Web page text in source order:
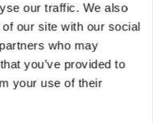
our traffic. We also
our site with our social
who may
you’ve provided to
your use of their
THS.TD060
Broca helicoidal, HSS
M2, 6 mm.